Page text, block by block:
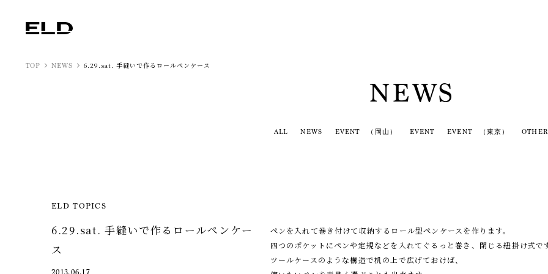
TOP NEWS 6.29.sat. 手縫いで作るロールペンケース
NEWS
ALL NEWS EVENT （岡山） EVENT EVENT （東京） OTHER
ELD TOPICS
6.29.sat. 手縫いで作るロールペンケー
ス
ペンを入れて巻き付けて収納するロール型ペンケースを作ります。
四つのポケットにペンや定規などを入れてぐるっと巻き、閉じる紐掛け式で
ツールケースのような構造で机の上で広げておけば、